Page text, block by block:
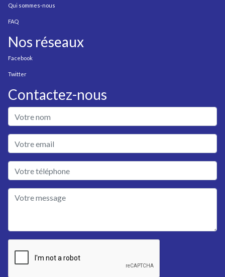
Qui sommes-nous
FAQ
Nos réseaux
Facebook
Twitter
Contactez-nous